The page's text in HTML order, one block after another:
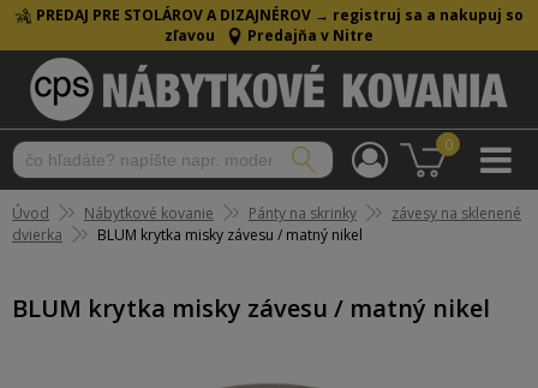
PREDAJ PRE STOLÁROV A DIZAJNÉROV → registruj sa a nakupuj so
zľavou
Predajňa v Nitre
0
Úvod Nábytkové kovanie Pánty na skrinky
závesy na sklenené
dvierka
BLUM krytka misky závesu / matný nikel
BLUM krytka misky závesu / matný nikel